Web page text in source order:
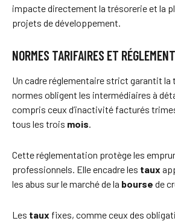
impacte directement la trésorerie et la
projets de développement.
NORMES TARIFAIRES ET
Un cadre réglementaire strict garantit la
normes obligent les intermédiaires à
compris ceux d’inactivité facturés
tous les trois mois.
Cette réglementation protège les
professionnels. Elle encadre les taux
les abus sur le marché de la bourse de
Les taux fixes, comme ceux des